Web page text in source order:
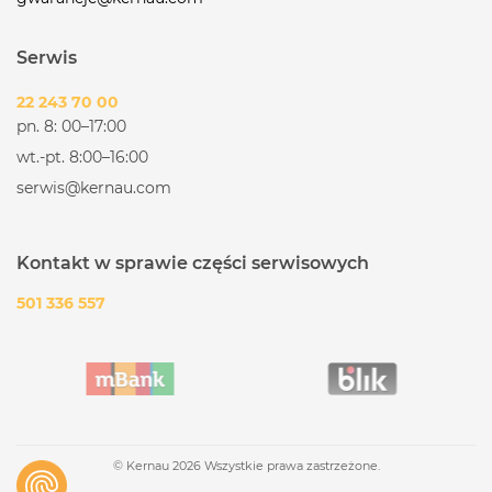
ODPORNOŚĆ NA SZOK TERMICZNY: TAK
WYSOKA ODPORNOŚĆ NA USZKODZENIA
MECHANICZNE: TAK
ŁATWOŚĆ W KONSERWACJI: TAK
ODPORNOŚĆ NA ZABRUDZENIA: TAK
ILOŚĆ KOMÓR: 1 KOMORA
WYMIARY ZEWNĘTRZNE: 470 X 500 MM
MM
OTWÓR MONTAŻOWY: WG SZABLONU
INSTALACJA
Serwis
22 243 70 00
pn. 8: 00–17:00
wt.-pt. 8:00–16:00
serwis@kernau.com
Kontakt w sprawie części serwisowych
501 336 557
© Kernau 2026 Wszystkie prawa zastrzeżone.